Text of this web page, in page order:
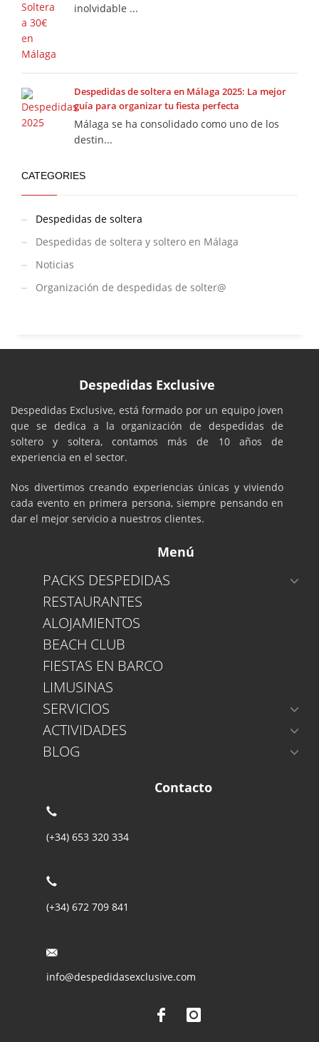
inolvidable ...
Despedidas de soltera en Málaga 2025: La mejor
guía para organizar tu fiesta perfecta
Málaga se ha consolidado como uno de los
destin...
CATEGORIES
Despedidas de soltera
Despedidas de soltera y soltero en Málaga
Noticias
Organización de despedidas de solter@
Despedidas Exclusive
Despedidas Exclusive, está formado por un equipo joven
que se dedica a la organización de despedidas de
soltero y soltera, contamos más de 10 años de
experiencia en el sector.
Nos divertimos creando experiencias únicas y viviendo
cada evento en primera persona, siempre pensando en
dar el mejor servicio a nuestros clientes.
Menú
PACKS DESPEDIDAS
RESTAURANTES
ALOJAMIENTOS
BEACH CLUB
FIESTAS EN BARCO
LIMUSINAS
SERVICIOS
ACTIVIDADES
BLOG
Contacto
(+34) 653 320 334
(+34) 672 709 841
info@despedidasexclusive.com